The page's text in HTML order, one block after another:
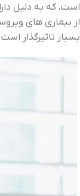
است، که به دلیل
از بیماری‌ های
بسیار تاثیرگذار است.